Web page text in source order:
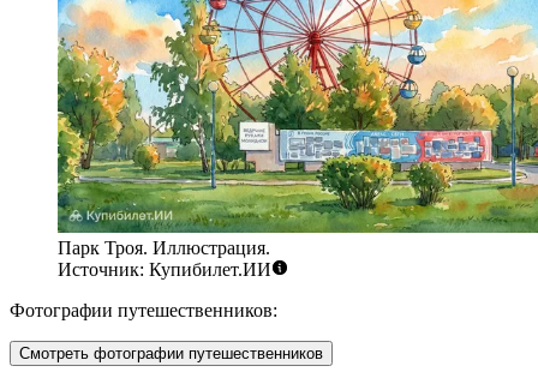
Парк Троя. Иллюстрация.
Источник: Купибилет.ИИ
Фотографии путешественников:
Смотреть фотографии путешественников